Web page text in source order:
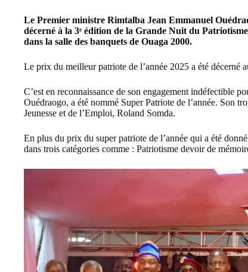
Le Premier ministre Rimtalba Jean Emmanuel
décerné à la 3ᵉ édition de la Grande Nuit du
dans la salle des banquets de Ouaga 2000.
Le prix du meilleur patriote de l’année 2025 a été décerné
C’est en reconnaissance de son engagement indéfectible
Ouédraogo, a été nommé Super Patriote de l’année. Son
Jeunesse et de l’Emploi, Roland Somda.
En plus du prix du super patriote de l’année qui a été
dans trois catégories comme : Patriotisme devoir de